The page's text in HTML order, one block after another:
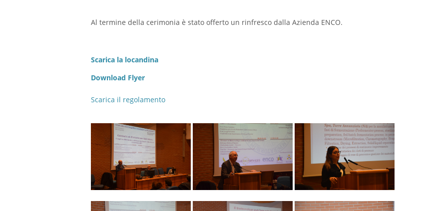
Al termine della cerimonia è stato offerto un rinfresco dalla Azienda ENCO.
Scarica la locandina
Download Flyer
Scarica il regolamento